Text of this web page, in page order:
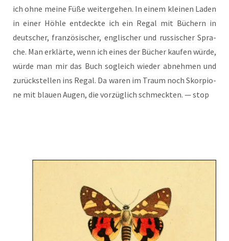
ich ohne mei­ne Füße wei­ter­ge­hen. In einem klei­nen Laden
in einer Höh­le ent­deck­te ich ein Regal mit Büchern in
deut­scher, fran­zö­si­scher, eng­li­scher und rus­si­scher Spra­
che. Man erklär­te, wenn ich eines der Bücher kau­fen wür­de,
wür­de man mir das Buch sogleich wie­der abneh­men und
zurück­stel­len ins Regal. Da waren im Traum noch Skor­pio­
ne mit blau­en Augen, die vor­züg­lich schmeck­ten. — stop